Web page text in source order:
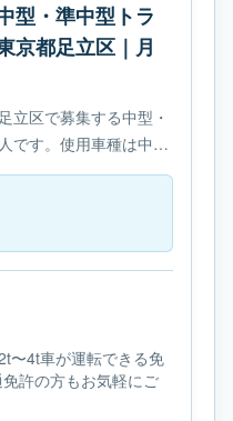
型・準中型トラ
京都足立区｜月
立区で募集する中型・
です。使用車種は中型
形労働時間制です。必
。
〜4t車が運転できる免
許の方もお気軽にご